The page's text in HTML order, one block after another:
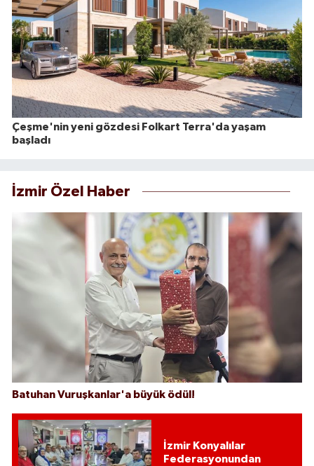
Çeşme'nin yeni gözdesi Folkart Terra'da yaşam
başladı
İzmir Özel Haber
Batuhan Vuruşkanlar'a büyük ödül!
İzmir Konyalılar
Federasyonundan